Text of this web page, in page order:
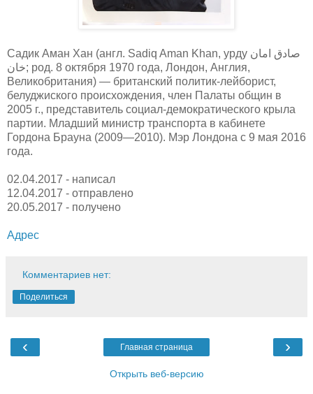
Садик Аман Хан (англ. Sadiq Aman Khan, урду صادق امان
خان; род. 8 октября 1970 года, Лондон, Англия,
Великобритания) — британский политик-лейборист,
белуджиского происхождения, член Палаты общин в
2005 г., представитель социал-демократического крыла
партии. Младший министр транспорта в кабинете
Гордона Брауна (2009—2010). Мэр Лондона с 9 мая 2016
года.
02.04.2017 - написал
12.04.2017 - отправлено
20.05.2017 - получено
Адрес
Комментариев нет:
Поделиться
‹ ›
Главная страница
Открыть веб-версию